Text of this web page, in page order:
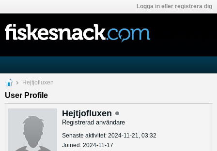
Logga in eller registrera dig
Hejtjofluxen
User Profile
Hejtjofluxen
Registrerad användare
Senaste aktivitet: 2024-11-21, 03:32
Joined: 2024-11-17